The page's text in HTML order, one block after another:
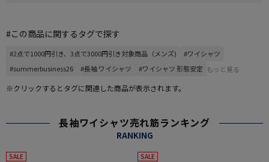
#この商品に関するタグで探す
#2点で1000円引き、3点で3000円引き対象商品（メンズ)
#ワイシャツ
#summerbusiness26
#長袖 ワイシャツ #ワイシャツ 形態安定 もっと見る
※クリックするとタグに関連した商品が表示されます。
長袖ワイシャツ売れ筋ランキング
RANKING
SALE SALE